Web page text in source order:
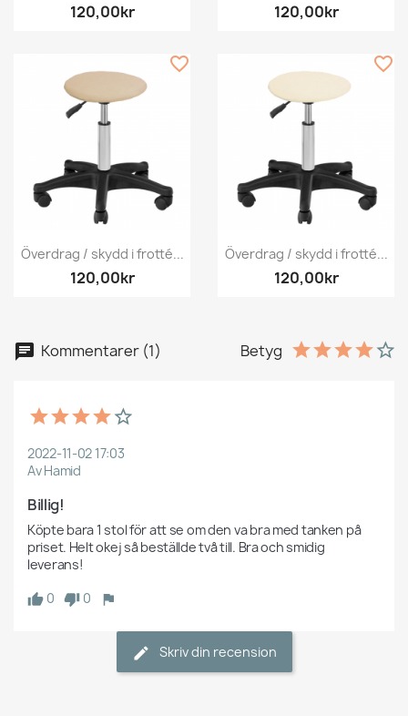
120,00kr 120,00kr
Överdrag / skydd i frotté...
120,00kr
favorite_border
Överdrag / skydd i frotté...
120,00kr
favorite_border
Kommentarer (1) Betyg
2022-11-02 17:03
Av Hamid
Billig!
Köpte bara 1 stol för att se om den va bra med tanken på
priset. Helt okej så beställde två till. Bra och smidig
leverans!
0
0
Skriv din recension